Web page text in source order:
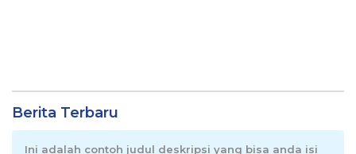
Berita Terbaru
Ini adalah contoh judul deskripsi yang bisa anda isi